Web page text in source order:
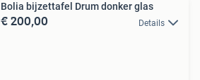
Bolia bijzettafel Drum donker glas
€ 200,00 Details